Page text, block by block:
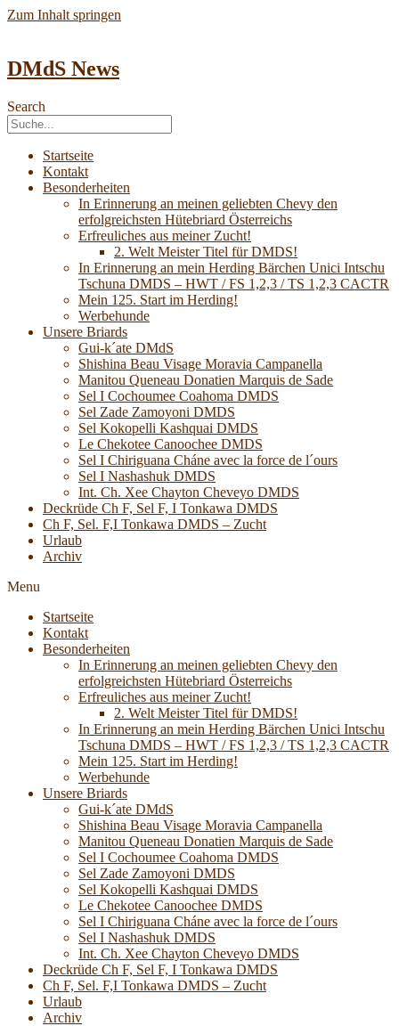
Zum Inhalt springen
DMdS News
Search
Startseite
Kontakt
Besonderheiten
In Erinnerung an meinen geliebten Chevy den
erfolgreichsten Hütebriard Österreichs
Erfreuliches aus meiner Zucht!
2. Welt Meister Titel für DMDS!
In Erinnerung an mein Herding Bärchen Unici Intschu
Tschuna DMDS – HWT / FS 1,2,3 / TS 1,2,3 CACTR
Mein 125. Start im Herding!
Werbehunde
Unsere Briards
Gui-k´ate DMdS
Shishina Beau Visage Moravia Campanella
Manitou Queneau Donatien Marquis de Sade
Sel I Cochoumee Coahoma DMDS
Sel Zade Zamoyoni DMDS
Sel Kokopelli Kashquai DMDS
Le Chekotee Canoochee DMDS
Sel I Chiriguana Cháne avec la force de l´ours
Sel I Nashashuk DMDS
Int. Ch. Xee Chayton Cheveyo DMDS
Deckrüde Ch F, Sel F, I Tonkawa DMDS
Ch F, Sel. F,I Tonkawa DMDS – Zucht
Urlaub
Archiv
Menu
Startseite
Kontakt
Besonderheiten
In Erinnerung an meinen geliebten Chevy den
erfolgreichsten Hütebriard Österreichs
Erfreuliches aus meiner Zucht!
2. Welt Meister Titel für DMDS!
In Erinnerung an mein Herding Bärchen Unici Intschu
Tschuna DMDS – HWT / FS 1,2,3 / TS 1,2,3 CACTR
Mein 125. Start im Herding!
Werbehunde
Unsere Briards
Gui-k´ate DMdS
Shishina Beau Visage Moravia Campanella
Manitou Queneau Donatien Marquis de Sade
Sel I Cochoumee Coahoma DMDS
Sel Zade Zamoyoni DMDS
Sel Kokopelli Kashquai DMDS
Le Chekotee Canoochee DMDS
Sel I Chiriguana Cháne avec la force de l´ours
Sel I Nashashuk DMDS
Int. Ch. Xee Chayton Cheveyo DMDS
Deckrüde Ch F, Sel F, I Tonkawa DMDS
Ch F, Sel. F,I Tonkawa DMDS – Zucht
Urlaub
Archiv